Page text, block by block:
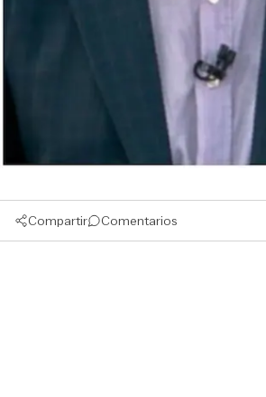
Compartir Comentarios